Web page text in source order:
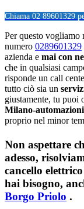
Chiama 02 89601329
Per questo vogliamo
numero 0289601329
azienda e mai con
che in qualsiasi
risponde un call
tutto ciò sia un
giustamente, tu puoi
Milano-
proprio nel minor
Non aspettare
adesso,
cancello
hai bisogno,
Borgo Priolo .